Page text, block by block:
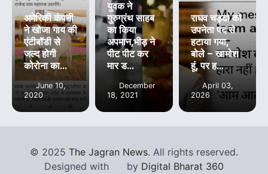
अमेरिकी कंपनी
ने खोजा गाय की
एंटीबॉडी से
जल्द होगी
कोरोना का...
June 10,
2020
युवक ने
गुरुग्रंथ साहब
का किया
अपमान,भीड़ ने
पीट पीट कर
मार ड...
December
18, 2021
राघव चड्ढा को
उपनेता पद से
हटाया गया,
बोले – खामोश
हूं, पर ह...
April 03,
2026
© 2025 The Jagran News. All rights reserved.
Designed with
by Digital Bharat 360